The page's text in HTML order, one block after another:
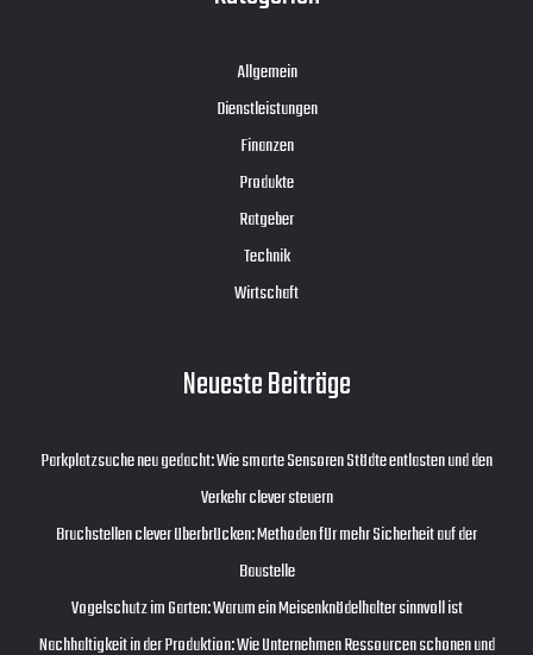
Allgemein
Dienstleistungen
Finanzen
Produkte
Ratgeber
Technik
Wirtschaft
Neueste Beiträge
Parkplatzsuche neu gedacht: Wie smarte Sensoren Städte entlasten und den
Verkehr clever steuern
Bruchstellen clever überbrücken: Methoden für mehr Sicherheit auf der
Baustelle
Vogelschutz im Garten: Warum ein Meisenknödelhalter sinnvoll ist
Nachhaltigkeit in der Produktion: Wie Unternehmen Ressourcen schonen und